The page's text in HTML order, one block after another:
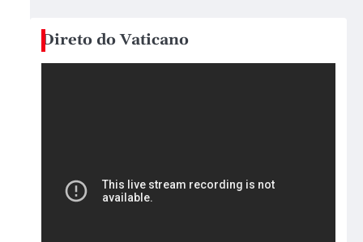
Direto do Vaticano